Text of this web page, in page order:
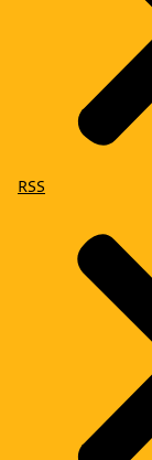
RSS